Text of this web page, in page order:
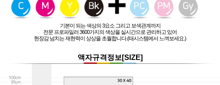
기본이 되는 색상의 3요소 그리고 보색관계까지
전문 프로파일러 3600가지의 색상을 실시간으로 관리하고 있어
현장감 넘치는 재현력이 상상을 초월합니다.(태시스템에서 느껴보세요.)
액자규격정보[SIZE]